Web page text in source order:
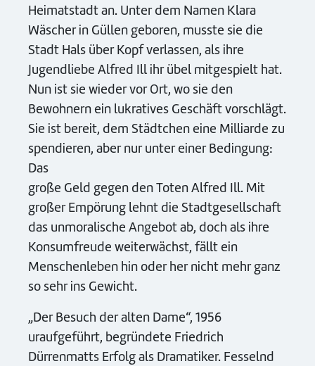
Heimatstadt an. Unter dem Namen Klara
Wäscher in Güllen geboren, musste sie die
Stadt Hals über Kopf verlassen, als ihre
Jugendliebe Alfred Ill ihr übel mitgespielt hat.
Nun ist sie wieder vor Ort, wo sie den
Bewohnern ein lukratives Geschäft vorschlägt.
Sie ist bereit, dem Städtchen eine Milliarde zu
spendieren, aber nur unter einer Bedingung:
Das
große Geld gegen den Toten Alfred Ill. Mit
großer Empörung lehnt die Stadtgesellschaft
das unmoralische Angebot ab, doch als ihre
Konsumfreude weiterwächst, fällt ein
Menschenleben hin oder her nicht mehr ganz
so sehr ins Gewicht.
„Der Besuch der alten Dame“, 1956
uraufgeführt, begründete Friedrich
Dürrenmatts Erfolg als Dramatiker. Fesselnd